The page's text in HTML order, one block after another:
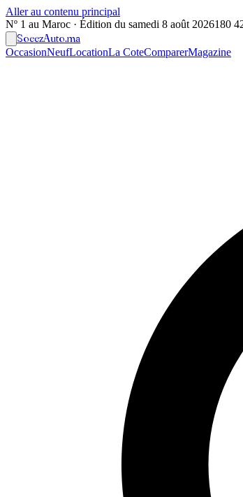
Aller au contenu principal
Nº 1 au Maroc · Édition du samedi 8 août 2026180
SoeezAuto.ma
OccasionNeufLocationLa CoteComparerMagazine